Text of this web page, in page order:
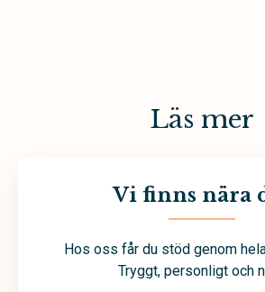
Läs mer
Vi finns nära
Hos oss får du stöd genom
Tryggt, personligt och